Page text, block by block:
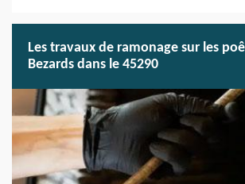
Les travaux de ramonage sur les
Bezards dans le 45290